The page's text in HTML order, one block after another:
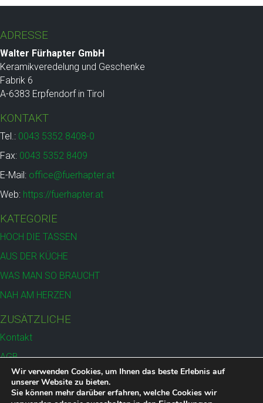
Optionen
ADRESSE
Walter Fürhapter GmbH
Keramikveredelung und Geschenke
Fabrik 6
A-6383 Erpfendorf in Tirol
KONTAKT
Tel.: 0043 5352 8408-0
Fax: 0043 5352 8409
E-Mail: office@fuerhapter.at
Web: https://fuerhapter.at
KATEGORIE
HOCH DIE TASSEN
AUS DER KÜCHE
WAS MAN SO BRAUCHT
NAH AM HERZEN
ZUSÄTZLICHE
Kontakt
AGB
Versand
Datenschutz
Wir verwenden Cookies, um Ihnen das beste Erlebnis auf
unserer Website zu bieten.
Sie können mehr darüber erfahren, welche Cookies wir